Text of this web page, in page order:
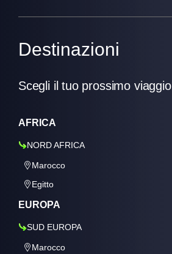
Destinazioni
Scegli il tuo prossimo viaggio
AFRICA
NORD AFRICA
Marocco
Egitto
EUROPA
SUD EUROPA
Marocco